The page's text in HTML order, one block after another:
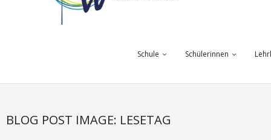
Schule Schülerinnen
BLOG POST IMAGE: LESETAG